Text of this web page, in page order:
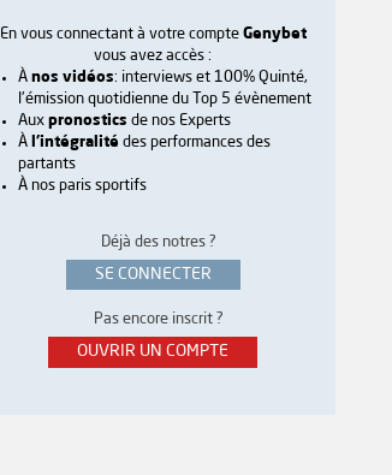
En vous connectant à votre compte Genybet
vous avez accès :
À nos vidéos: interviews et 100% Quinté,
l'émission quotidienne du Top 5 évènement
Aux pronostics de nos Experts
À l'intégralité des performances des
partants
À nos paris sportifs
Déjà des notres ?
SE CONNECTER
Pas encore inscrit ?
OUVRIR UN COMPTE